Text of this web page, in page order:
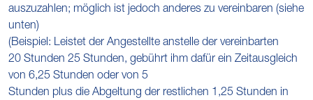
auszuzahlen; möglich ist jedoch anderes zu vereinbaren (siehe
unten)
(Beispiel: Leistet der Angestellte anstelle der vereinbarten
20 Stunden 25 Stunden, gebührt ihm dafür ein Zeitausgleich
von 6,25 Stunden oder von 5
Stunden plus die Abgeltung der restlichen 1,25 Stunden in